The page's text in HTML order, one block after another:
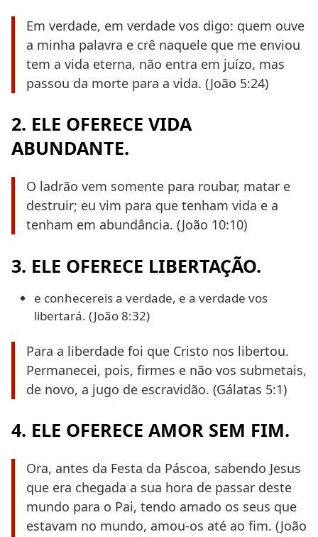
Em verdade, em verdade vos digo: quem ouve
a minha palavra e crê naquele que me enviou
tem a vida eterna, não entra em juízo, mas
passou da morte para a vida. (João 5:24)
2. ELE OFERECE VIDA
ABUNDANTE.
O ladrão vem somente para roubar, matar e
destruir; eu vim para que tenham vida e a
tenham em abundância. (João 10:10)
3. ELE OFERECE LIBERTAÇÃO.
e conhecereis a verdade, e a verdade vos
libertará. (João 8:32)
Para a liberdade foi que Cristo nos libertou.
Permanecei, pois, firmes e não vos submetais,
de novo, a jugo de escravidão. (Gálatas 5:1)
4. ELE OFERECE AMOR SEM FIM.
Ora, antes da Festa da Páscoa, sabendo Jesus
que era chegada a sua hora de passar deste
mundo para o Pai, tendo amado os seus que
estavam no mundo, amou-os até ao fim. (João